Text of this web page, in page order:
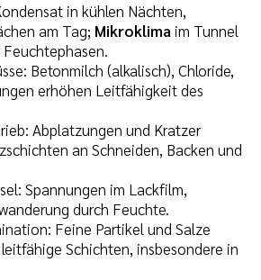
in kühlen Nächten,
am Tag; Mikroklima im Tunnel
Betonmilch (alkalisch), Chloride,
erhöhen Leitfähigkeit des
Abplatzungen und Kratzer
an Schneiden, Backen und
Spannungen im Lackfilm,
durch Feuchte.
Feine Partikel und Salze
Schichten, insbesondere in